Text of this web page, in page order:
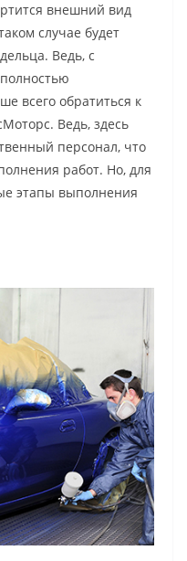
внешний вид
случае будет
Ведь, с
всего обратиться к
Ведь, здесь
персонал, что
работ. Но, для
этапы выполнения